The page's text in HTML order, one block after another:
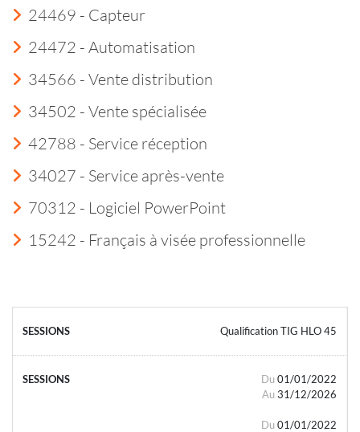
24469 - Capteur
24472 - Automatisation
34566 - Vente distribution
34502 - Vente spécialisée
42788 - Service réception
34027 - Service après-vente
70312 - Logiciel PowerPoint
15242 - Français à visée professionnelle
Qualification TIG HLO 45
Du 01/01/2022
Au 31/12/2026
Du 01/01/2022